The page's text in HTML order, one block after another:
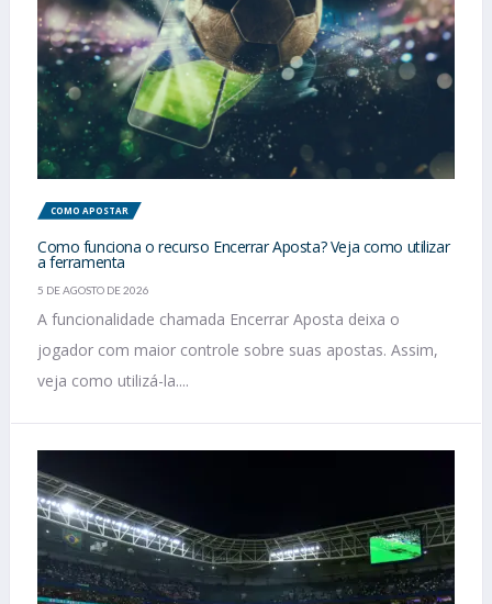
COMO APOSTAR
Como funciona o recurso Encerrar Aposta? Veja como utilizar
a ferramenta
5 DE AGOSTO DE 2026
A funcionalidade chamada Encerrar Aposta deixa o
jogador com maior controle sobre suas apostas. Assim,
veja como utilizá-la....